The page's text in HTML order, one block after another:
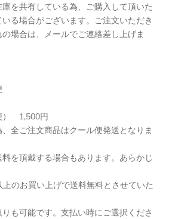
を共有している為、ご購入して頂いた
る場合がございます。ご注文いただき
場合は、メールでご連絡差し上げま
） 1,500円
、全ご注文商品はクール便発送となりま
を頂戴する場合もあります。あらかじ
のお買い上げで送料無料とさせていた
も可能です。支払い時にご選択くださ